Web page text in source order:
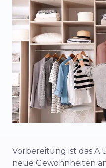
Vorbereitung ist das A
neue Gewohnheiten